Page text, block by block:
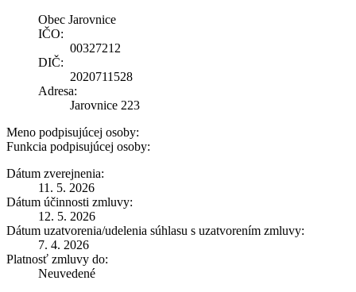
Obec Jarovnice
IČO:
00327212
DIČ:
2020711528
Adresa:
Jarovnice 223
Meno podpisujúcej osoby:
Funkcia podpisujúcej osoby:
Dátum zverejnenia:
11. 5. 2026
Dátum účinnosti zmluvy:
12. 5. 2026
Dátum uzatvorenia/udelenia súhlasu s uzatvorením zmluvy:
7. 4. 2026
Platnosť zmluvy do:
Neuvedené